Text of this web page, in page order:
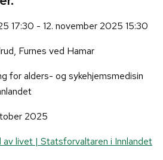
17:30 - 12. november 2025 15:30
Furnes ved Hamar
for alders- og sykehjemsmedisin
2025
livet | Statsforvaltaren i Innlandet